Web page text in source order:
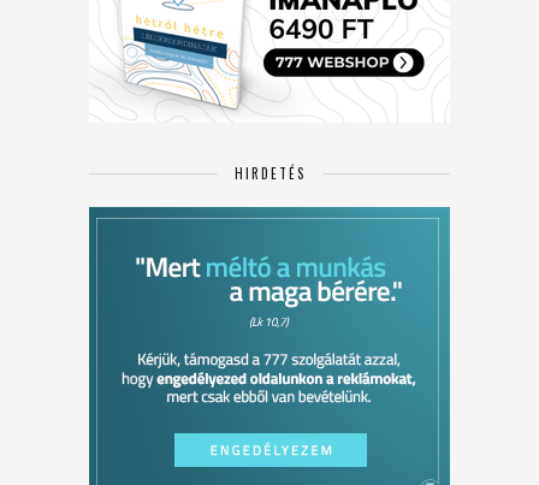
HIRDETÉS